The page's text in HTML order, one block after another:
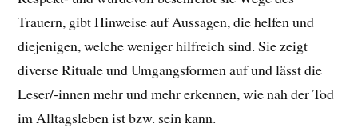
Trauern, gibt Hinweise auf Aussagen, die helfen und
diejenigen, welche weniger hilfreich sind. Sie zeigt
diverse Rituale und Umgangsformen auf und lässt die
Leser/-innen mehr und mehr erkennen, wie nah der Tod
im Alltagsleben ist bzw. sein kann.